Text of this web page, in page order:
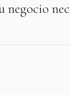
negocio